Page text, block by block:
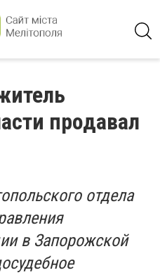
продавал
отдела
в Запорожской